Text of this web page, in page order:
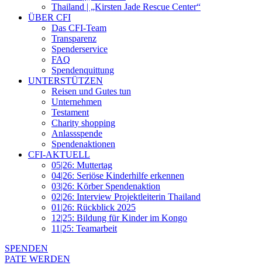
Thailand | „Kirsten Jade Rescue Center“
ÜBER CFI
Das CFI-Team
Transparenz
Spenderservice
FAQ
Spendenquittung
UNTERSTÜTZEN
Reisen und Gutes tun
Unternehmen
Testament
Charity shopping
Anlassspende
Spendenaktionen
CFI-AKTUELL
05|26: Muttertag
04|26: Seriöse Kinderhilfe erkennen
03|26: Körber Spendenaktion
02|26: Interview Projektleiterin Thailand
01|26: Rückblick 2025
12|25: Bildung für Kinder im Kongo
11|25: Teamarbeit
SPENDEN
PATE WERDEN